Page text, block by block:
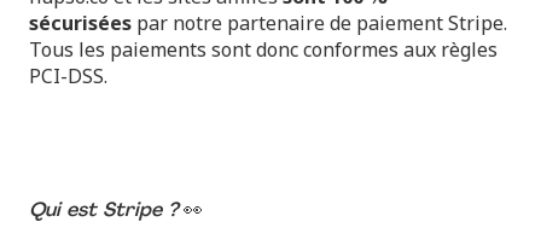
sécurisées par notre partenaire de paiement Stripe.
Tous les paiements sont donc conformes aux règles
PCI-DSS.
Qui est Stripe ?👀